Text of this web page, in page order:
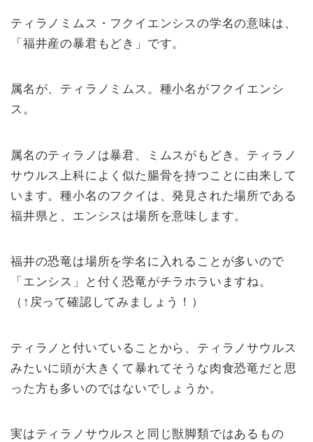
ティラノミムス・フクイエンシスの学名の意味は、
「福井産の暴君もどき」です。
属名が、ティラノミムス。種小名がフクイエンシ
ス。
属名のティラノは暴君、ミムスがもどき。ティラノ
サウルス上科によく似た腸骨を持つことに由来して
います。種小名のフクイは、発見された場所である
福井県と、エンシスは場所を意味します。
福井の恐竜は場所を学名に入れることが多いので
「エンシス」と付く恐竜がチラホラいますね。
（↑戻って確認してみましょう！）
ティラノと付いていることから、ティラノサウルス
みたいに頭が大きくて暴れてそうな肉食恐竜だと思
った方も多いのではないでしょうか。
実はティラノサウルスと同じ獣脚類ではあるもの